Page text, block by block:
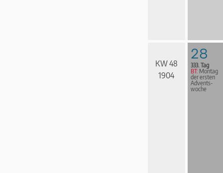
KW 48
1904
28
333. Tag
BT: Montag
der ersten
Advents­
woche